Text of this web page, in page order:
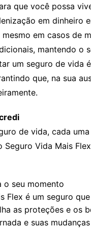
que você possa
em dinheiro
em casos de
mantendo o
um seguro de vida
que, na sua
de vida, cada
Vida Mais
o seu momento
Flex é um seguro
as proteções e os
e suas